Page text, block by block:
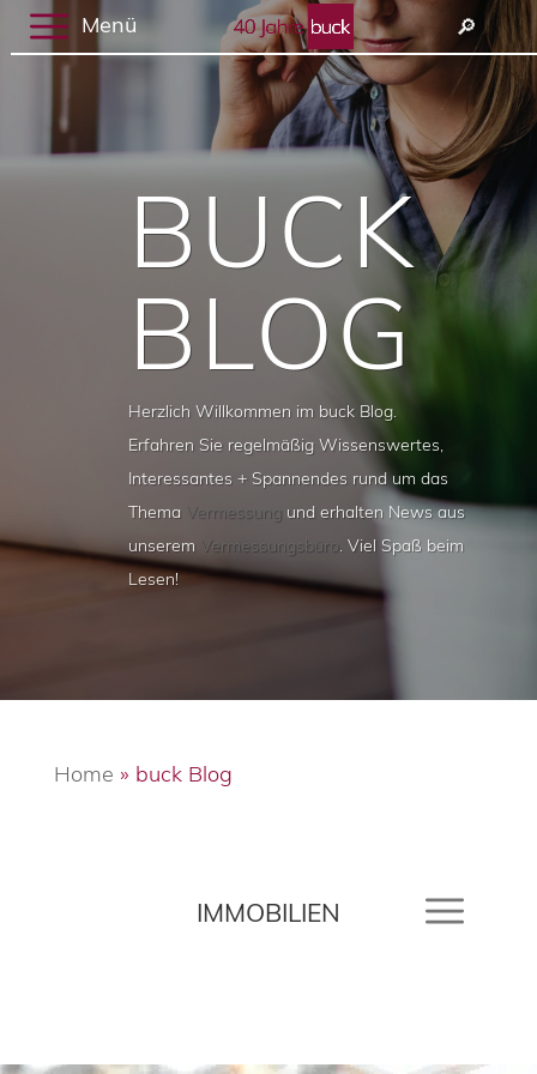
Menü 🔎︎
BUCK
BLOG
Herzlich Willkommen im buck Blog.
Erfahren Sie regelmäßig Wissenswertes,
Interessantes + Spannendes rund um das
Thema Vermessung und erhalten News aus
unserem Vermessungsbüro. Viel Spaß beim
Lesen!
Home » buck Blog
IMMOBILIEN